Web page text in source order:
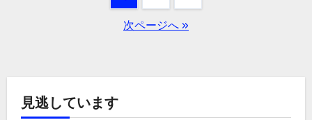
ー
次ページへ »
見逃しています